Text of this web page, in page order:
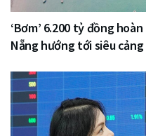
‘Bơm’ 6.200 tỷ đồng
Nẵng hướng tới siêu